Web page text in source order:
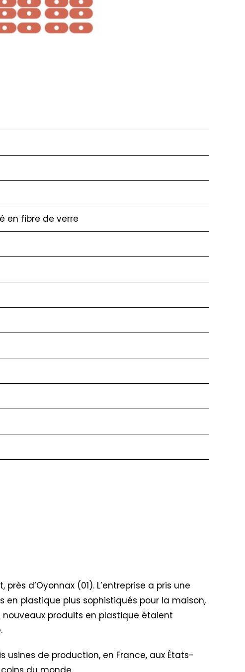
en fibre de verre
d’Oyonnax (01). L’entreprise a pris une
en plastique plus sophistiqués pour la maison,
nouveaux produits en plastique étaient
de production, en France, aux États-